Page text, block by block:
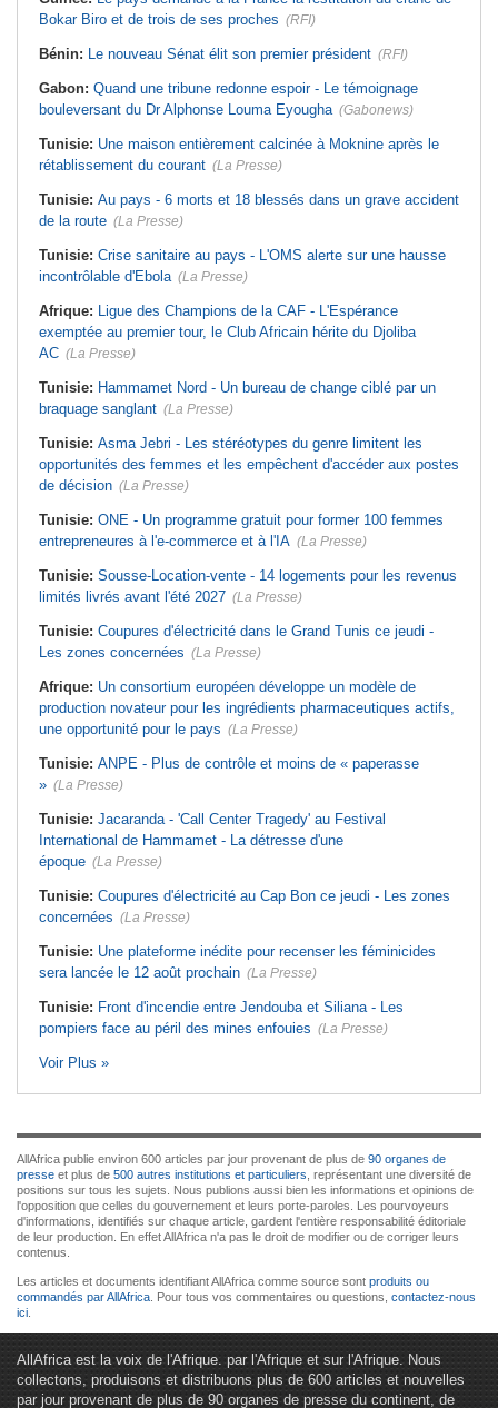
Bokar Biro et de trois de ses proches (RFI)
Bénin: Le nouveau Sénat élit son premier président (RFI)
Gabon: Quand une tribune redonne espoir - Le témoignage
bouleversant du Dr Alphonse Louma Eyougha (Gabonews)
Tunisie: Une maison entièrement calcinée à Moknine après le
rétablissement du courant (La Presse)
Tunisie: Au pays - 6 morts et 18 blessés dans un grave accident
de la route (La Presse)
Tunisie: Crise sanitaire au pays - L'OMS alerte sur une hausse
incontrôlable d'Ebola (La Presse)
Afrique: Ligue des Champions de la CAF - L'Espérance
exemptée au premier tour, le Club Africain hérite du Djoliba
AC (La Presse)
Tunisie: Hammamet Nord - Un bureau de change ciblé par un
braquage sanglant (La Presse)
Tunisie: Asma Jebri - Les stéréotypes du genre limitent les
opportunités des femmes et les empêchent d'accéder aux postes
de décision (La Presse)
Tunisie: ONE - Un programme gratuit pour former 100 femmes
entrepreneures à l'e-commerce et à l'IA (La Presse)
Tunisie: Sousse-Location-vente - 14 logements pour les revenus
limités livrés avant l'été 2027 (La Presse)
Tunisie: Coupures d'électricité dans le Grand Tunis ce jeudi -
Les zones concernées (La Presse)
Afrique: Un consortium européen développe un modèle de
production novateur pour les ingrédients pharmaceutiques actifs,
une opportunité pour le pays (La Presse)
Tunisie: ANPE - Plus de contrôle et moins de « paperasse
» (La Presse)
Tunisie: Jacaranda - 'Call Center Tragedy' au Festival
International de Hammamet - La détresse d'une
époque (La Presse)
Tunisie: Coupures d'électricité au Cap Bon ce jeudi - Les zones
concernées (La Presse)
Tunisie: Une plateforme inédite pour recenser les féminicides
sera lancée le 12 août prochain (La Presse)
Tunisie: Front d'incendie entre Jendouba et Siliana - Les
pompiers face au péril des mines enfouies (La Presse)
Voir Plus »
AllAfrica publie environ 600 articles par jour provenant de plus de 90 organes de
presse et plus de 500 autres institutions et particuliers , représentant une diversité de
positions sur tous les sujets. Nous publions aussi bien les informations et opinions de
l'opposition que celles du gouvernement et leurs porte-paroles. Les pourvoyeurs
d'informations, identifiés sur chaque article, gardent l'entière responsabilité éditoriale
de leur production. En effet AllAfrica n'a pas le droit de modifier ou de corriger leurs
contenus.
Les articles et documents identifiant AllAfrica comme source sont produits ou
commandés par AllAfrica . Pour tous vos commentaires ou questions, contactez-nous
ici
AllAfrica est la voix de l'Afrique. par l'Afrique et sur l'Afrique. Nous
collectons, produisons et distribuons plus de 600 articles et nouvelles
par jour provenant de plus de 90 organes de presse du continent, de